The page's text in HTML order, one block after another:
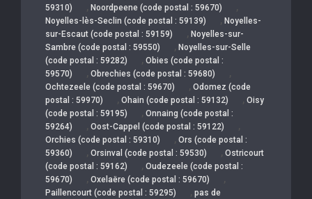
59310)
, Noordpeene (code postal : 59670) ,
Noyelles-lès-Seclin (code postal : 59139) , Noyelles-
sur-Escaut (code postal : 59159)
, Noyelles-sur-
Sambre (code postal : 59550)
, Noyelles-sur-Selle
(code postal : 59282)
, Obies (code postal :
59570)
, Obrechies (code postal : 59680) ,
Ochtezeele (code postal : 59670) , Odomez (code
postal : 59970)
, Ohain (code postal : 59132) , Oisy
(code postal : 59195)
, Onnaing (code postal :
59264)
, Oost-Cappel (code postal : 59122) ,
Orchies (code postal : 59310) , Ors (code postal :
59360)
, Orsinval (code postal : 59530) , Ostricourt
(code postal : 59162)
, Oudezeele (code postal :
59670)
, Oxelaëre (code postal : 59670) ,
Paillencourt (code postal : 59295) , pas de